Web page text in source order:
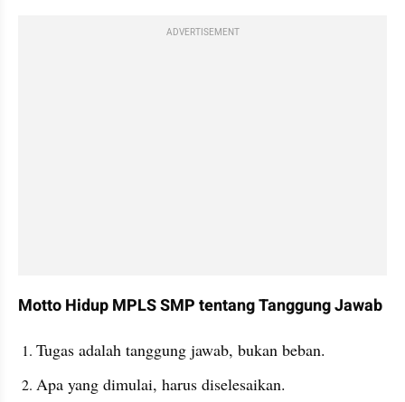
ADVERTISEMENT
Motto Hidup MPLS SMP tentang Tanggung Jawab
Tugas adalah tanggung jawab, bukan beban.
Apa yang dimulai, harus diselesaikan.